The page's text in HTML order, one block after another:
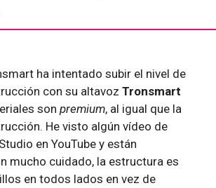
ha intentado subir el nivel de
con su altavoz Tronsmart
son premium, al igual que la
He visto algún vídeo de
en YouTube y están
mucho cuidado, la estructura es
en todos lados en vez de